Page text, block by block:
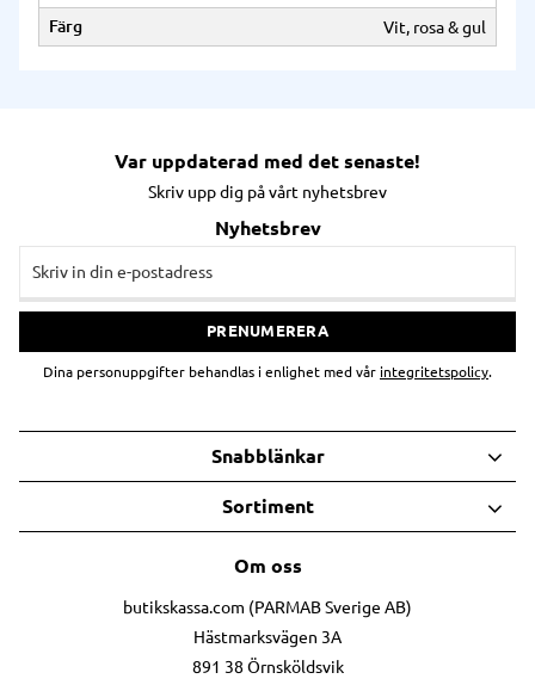
Färg
Vit, rosa & gul
Var uppdaterad med det senaste!
Skriv upp dig på vårt nyhetsbrev
Nyhetsbrev
PRENUMERERA
Dina personuppgifter behandlas i enlighet med vår integritetspolicy.
Om oss
butikskassa.com (PARMAB Sverige AB)
Hästmarksvägen 3A
891 38 Örnsköldsvik
Snabblänkar
Sortiment